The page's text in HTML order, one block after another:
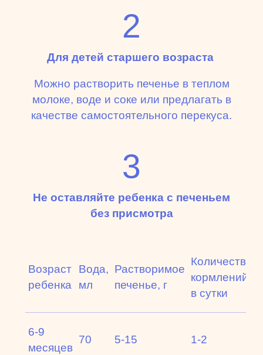
2
Для детей старшего возраста
Можно растворить печенье в теплом
молоке, воде и соке или предлагать в
качестве самостоятельного перекуса.
3
Не оставляйте ребенка с печеньем
без присмотра
Возраст
ребенка
Вода,
мл
Растворимое
печенье, г
Количество
кормлений
в сутки
6-9
месяцев
70 5-15 1-2